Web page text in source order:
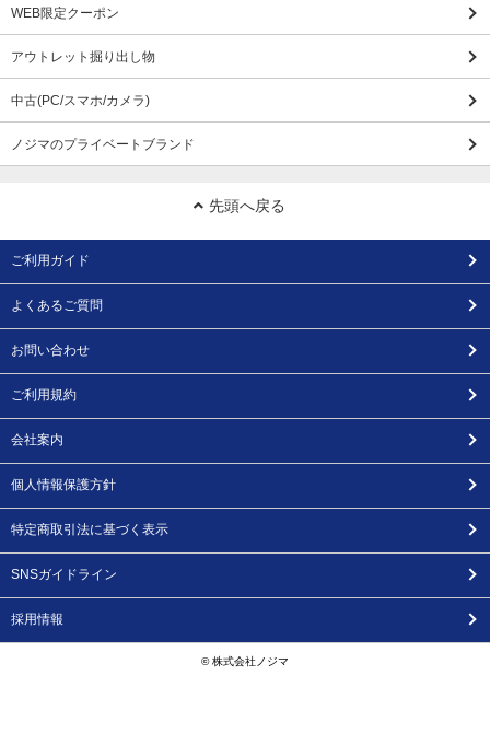
WEB限定クーポン
アウトレット掘り出し物
中古(PC/スマホ/カメラ)
ノジマのプライベートブランド
先頭へ戻る
ご利用ガイド
よくあるご質問
お問い合わせ
ご利用規約
会社案内
個人情報保護方針
特定商取引法に基づく表示
SNSガイドライン
採用情報
© 株式会社ノジマ